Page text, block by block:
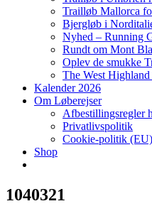
Trailløb Mallorca
Bjergløb i
Nyhed – Running
Rundt om Mont
Oplev de smukke
The West
Kalender 2026
Om Løberejser
Afbestillingsregler
Privatlivspolitik
Cookie-politik (EU)
Shop
1040321